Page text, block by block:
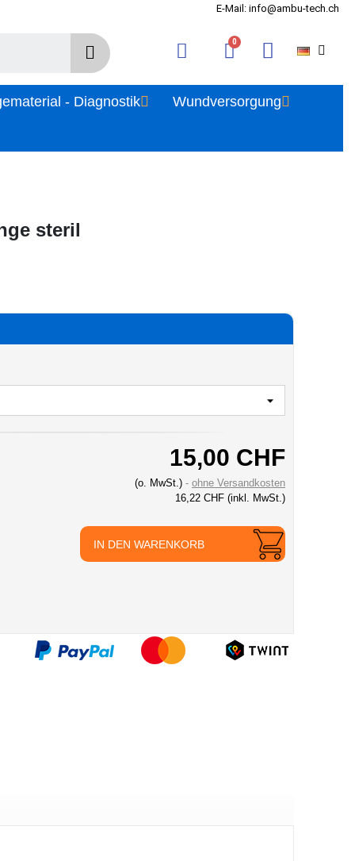
E-Mail: info@ambu-tech.ch
- Diagnostik Wundversorgung
steril
15,00 CHF
(o. MwSt.)
ohne Versandkosten
16,22 CHF (inkl. MwSt.)
IN DEN WARENKORB